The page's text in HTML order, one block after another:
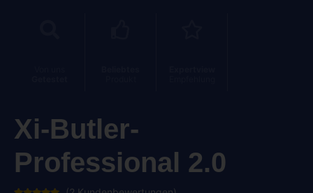
Xi-Butler-
Professional 2.0